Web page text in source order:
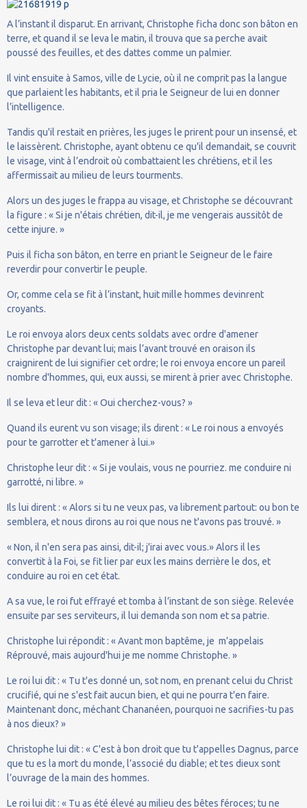
A l’instant il disparut. En arrivant, Christophe ficha donc son bâton en
terre, et quand il se leva le matin, il trouva que sa perche avait
poussé des feuilles, et des dattes comme un palmier.
Il vint ensuite à Samos, ville de Lycie, où il ne comprit pas la langue
que parlaient les habitants, et il pria le Seigneur de lui en donner
l’intelligence.
Tandis qu'il restait en prières, les juges le prirent pour un insensé, et
le laissèrent. Christophe, ayant obtenu ce qu'il demandait, se couvrit
le visage, vint à l’endroit où combattaient les chrétiens, et il les
affermissait au milieu de leurs tourments.
Alors un des juges le frappa au visage, et Christophe se découvrant
la figure : « Si je n'étais chrétien, dit-il, je me vengerais aussitôt de
cette injure. »
Puis il ficha son bâton, en terre en priant le Seigneur de le faire
reverdir pour convertir le peuple.
Or, comme cela se fit à l’instant, huit mille hommes devinrent
croyants.
Le roi envoya alors deux cents soldats avec ordre d'amener
Christophe par devant lui; mais l’avant trouvé en oraison ils
craignirent de lui signifier cet ordre; le roi envoya encore un pareil
nombre d'hommes, qui, eux aussi, se mirent à prier avec Christophe.
Il se leva et leur dit : « Oui cherchez-vous? »
Quand ils eurent vu son visage; ils dirent : « Le roi nous a envoyés
pour te garrotter et t'amener à lui.»
Christophe leur dit : « Si je voulais, vous ne pourriez. me conduire ni
garrotté, ni libre. »
Ils lui dirent : « Alors si tu ne veux pas, va librement partout: ou bon te
semblera, et nous dirons au roi que nous ne t'avons pas trouvé. »
« Non, il n'en sera pas ainsi, dit-il; j'irai avec vous.» Alors il les
convertit à la Foi, se fit lier par eux les mains derrière le dos, et
conduire au roi en cet état.
A sa vue, le roi fut effrayé et tomba à l’instant de son siège. Relevée
ensuite par ses serviteurs, il lui demanda son nom et sa patrie.
Christophe lui répondit : « Avant mon baptême, je m’appelais
Réprouvé, mais aujourd'hui je me nomme Christophe. »
Le roi lui dit : « Tu t'es donné un, sot nom, en prenant celui du Christ
crucifié, qui ne s'est fait aucun bien, et qui ne pourra t'en faire.
Maintenant donc, méchant Chananéen, pourquoi ne sacrifies-tu pas
à nos dieux? »
Christophe lui dit : « C'est à bon droit que tu t'appelles Dagnus, parce
que tu es la mort du monde, l’associé du diable; et tes dieux sont
l’ouvrage de la main des hommes.
Le roi lui dit : « Tu as été élevé au milieu des bêtes féroces; tu ne